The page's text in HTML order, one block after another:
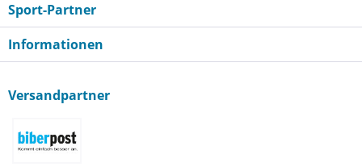
Sport-Partner
Informationen
Versandpartner